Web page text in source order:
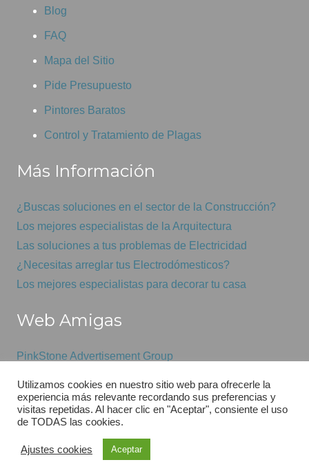
Blog
FAQ
Mapa del Sitio
Pide Presupuesto
Pintores Baratos
Control y Tratamiento de Plagas
Más Información
¿Buscas soluciones en el sector de la Construcción?
Los mejores especialistas de la Arquitectura
Las soluciones a tus problemas de Electricidad
¿Necesitas arreglar tus Electrodómesticos?
Los mejores especialistas para decorar tu casa
Web Amigas
PinkStone Advertisement Group
GSAS
Diseño web por:
Política de Cookies
Utilizamos cookies en nuestro sitio web para ofrecerle la
experiencia más relevante recordando sus preferencias y
visitas repetidas. Al hacer clic en "Aceptar", consiente el uso
de TODAS las cookies.
Ajustes cookies Aceptar